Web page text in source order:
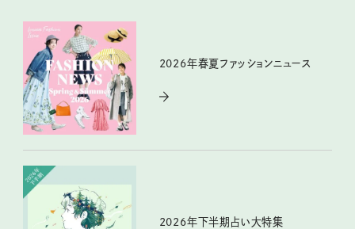
2026年春夏ファッションニュース
2026年下半期占い大特集